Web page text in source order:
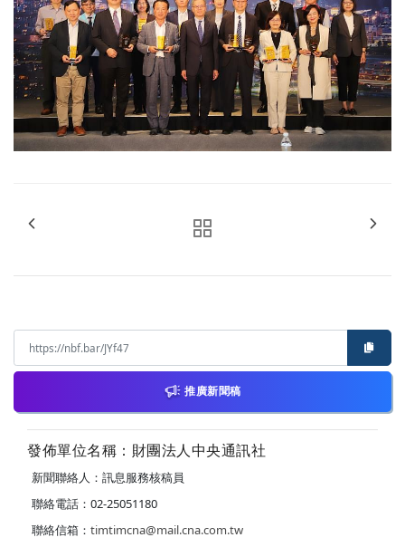
推廣新聞稿
發佈單位名稱：財團法人中央通訊社
新聞聯絡人：訊息服務核稿員
聯絡電話：02-25051180
聯絡信箱： timtimcna@mail.cna.com.tw